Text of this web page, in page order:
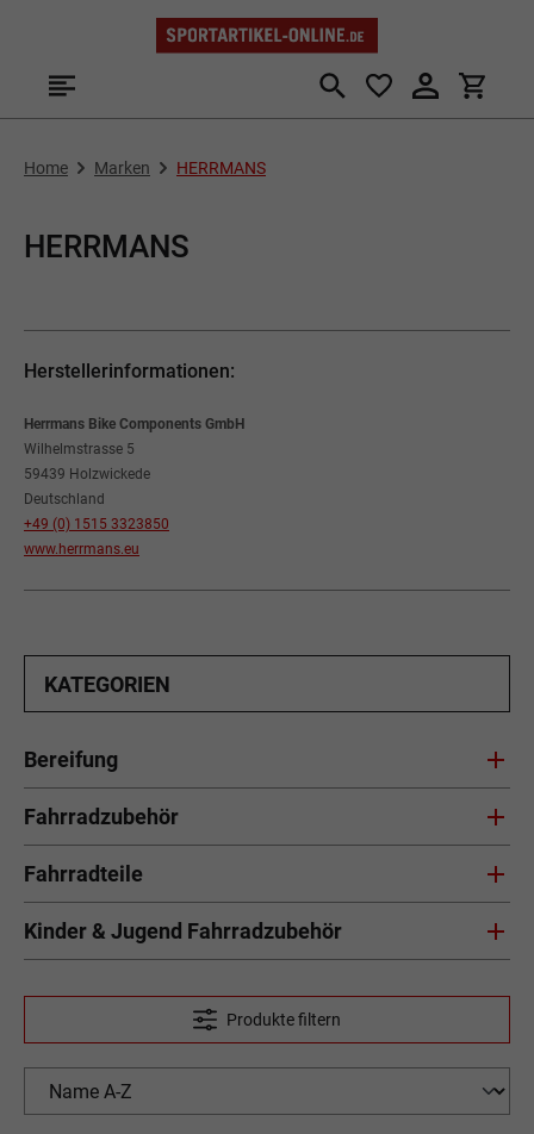
Zum Hauptinhalt springen
Home Marken HERRMANS
HERRMANS
Herstellerinformationen:
Herrmans Bike Components GmbH
Wilhelmstrasse 5
59439 Holzwickede
Deutschland
+49 (0) 1515 3323850
www.herrmans.eu
KATEGORIEN
Bereifung
Fahrradzubehör
Fahrradteile
Kinder & Jugend Fahrradzubehör
Produkte filtern